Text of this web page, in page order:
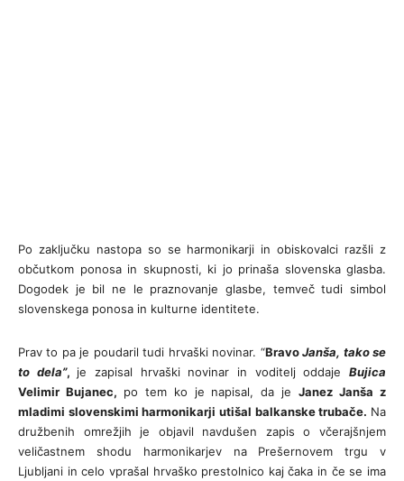
Po zaključku nastopa so se harmonikarji in obiskovalci razšli z
občutkom ponosa in skupnosti, ki jo prinaša slovenska glasba.
Dogodek je bil ne le praznovanje glasbe, temveč tudi simbol
slovenskega ponosa in kulturne identitete.
Prav to pa je poudaril tudi hrvaški novinar. “BravoJanša, tako se
to dela”, je zapisal hrvaški novinar in voditelj oddajeBujica
Velimir Bujanec, po tem ko je napisal, da jeJanez Janša z
mladimi slovenskimi harmonikarji utišal balkanske trubače. Na
družbenih omrežjih je objavil navdušen zapis o včerajšnjem
veličastnem shodu harmonikarjev na Prešernovem trgu v
Ljubljani in celo vprašal hrvaško prestolnico kaj čaka in če se ima